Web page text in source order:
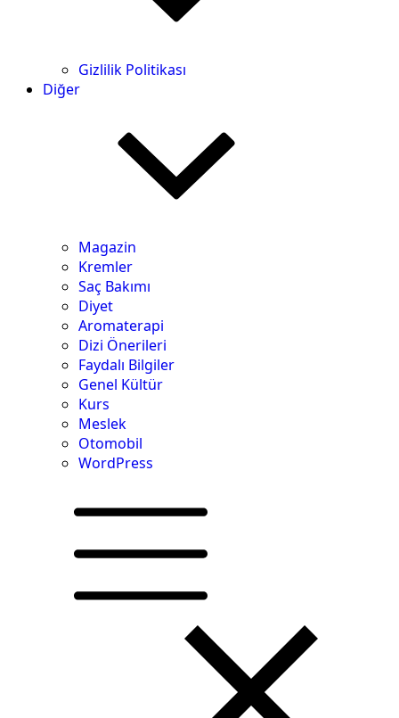
Gizlilik Politikası
Diğer
Magazin
Kremler
Saç Bakımı
Diyet
Aromaterapi
Dizi Önerileri
Faydalı Bilgiler
Genel Kültür
Kurs
Meslek
Otomobil
WordPress